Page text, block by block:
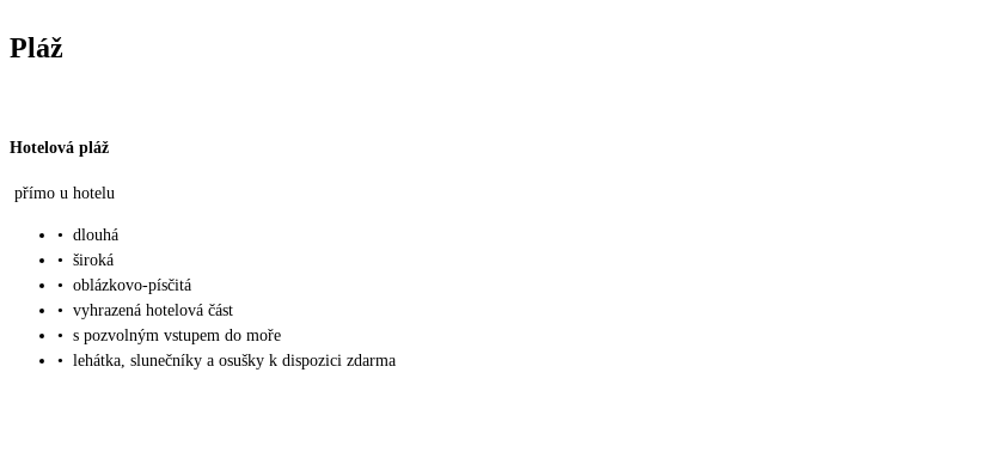
Pláž
Hotelová pláž
přímo u hotelu
• dlouhá
• široká
• oblázkovo-písčitá
• vyhrazená hotelová část
• s pozvolným vstupem do moře
• lehátka, slunečníky a osušky k dispozici zdarma